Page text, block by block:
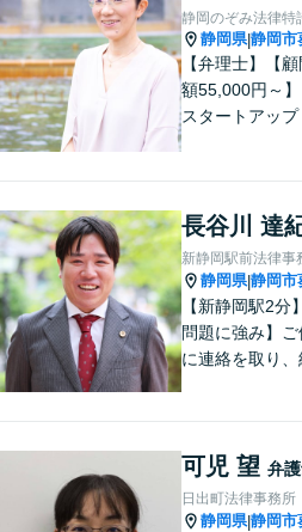
静岡のぞみ法律特
静岡県|静岡市
【弁理士】【
額55,000円～
スタートアップ
標、著作権、不
の専門知識・経
ーガルフォー
書チェック」
長谷川 達
新静岡駅前法律事
静岡県|静岡市
【新静岡駅2分
問題に強み】
に連絡を取り、
的に行っており
でしたら、お気
ださい！
可児 望 弁
日出町法律事務所
静岡県|静岡市